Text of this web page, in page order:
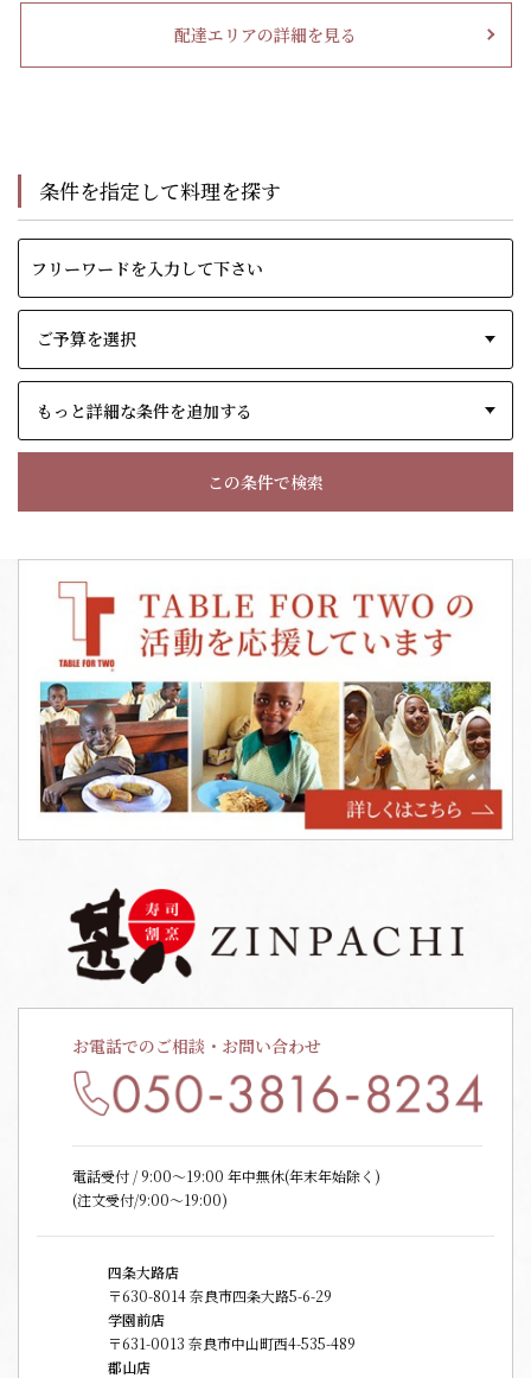
配達エリアの詳細を見る
条件を指定して料理を探す
もっと詳細な条件を追加する
この条件で検索
お電話でのご相談・お問い合わせ
電話受付 / 9:00〜19:00 年中無休(年末年始除く)
(注文受付/9:00～19:00)
四条大路店
〒630-8014 奈良市四条大路5-6-29
学園前店
〒631-0013 奈良市中山町西4-535-489
郡山店